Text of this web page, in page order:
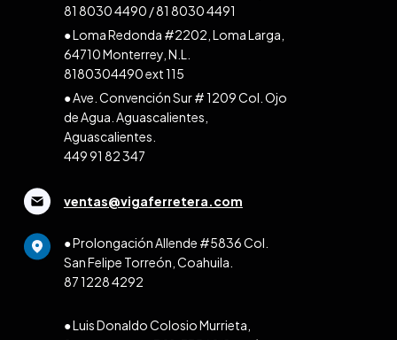
81 8030 4490 /81 8030 4491
● Loma Redonda #2202, Loma Larga,
64710 Monterrey, N.L.
8180304490 ext 115
● Ave. Convención Sur # 1209 Col. Ojo
de Agua. Aguascalientes,
Aguascalientes.
449 91 82 347
ventas@vigaferretera.com
● Prolongación Allende #5836 Col.
San Felipe Torreón, Coahuila.
87 1228 4292
● Luis Donaldo Colosio Murrieta,